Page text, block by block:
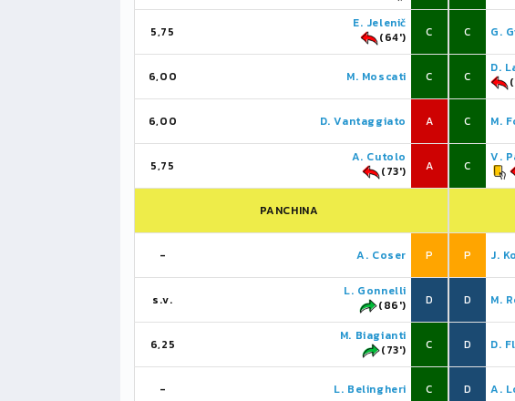
5,75
E. Jelenič
(64')
C
6,00 M. Moscati C
6,00 D. Vantaggiato A
5,75
A. Cutolo
(73')
A
PANCHINA
- A. Coser P
s.v.
L. Gonnelli
(86')
D
6,25
M. Biagianti
(73')
C
- L. Belingheri C
C G.
C
D.
C M.
C
V.
P J.
D M.
D D.
D A.